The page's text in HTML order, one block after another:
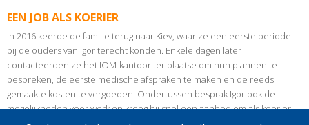
EEN JOB ALS KOERIER
In 2016 keerde de familie terug naar Kiev, waar ze een eerste periode
bij de ouders van Igor terecht konden. Enkele dagen later
contacteerden ze het IOM-kantoor ter plaatse om hun plannen te
bespreken, de eerste medische afspraken te maken en de reeds
gemaakte kosten te vergoeden. Ondertussen besprak Igor ook de
mogelijkheden voor werk en kreeg hij snel een aanbod om als koerier